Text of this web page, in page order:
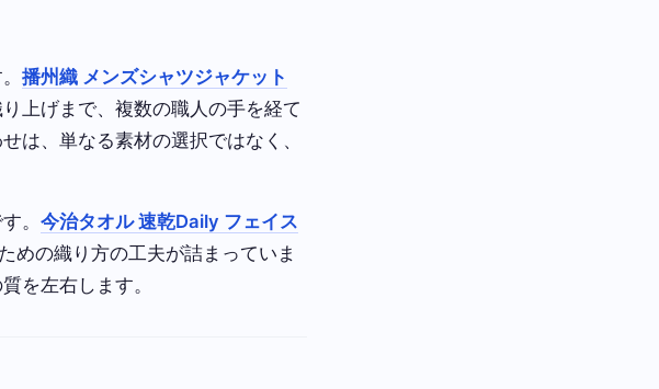
播州織 メンズシャツジャケット
上げまで、複数の職人の手を経て
は、単なる素材の選択ではなく、
。今治タオル 速乾Daily フェイス
めの織り方の工夫が詰まっていま
を左右します。